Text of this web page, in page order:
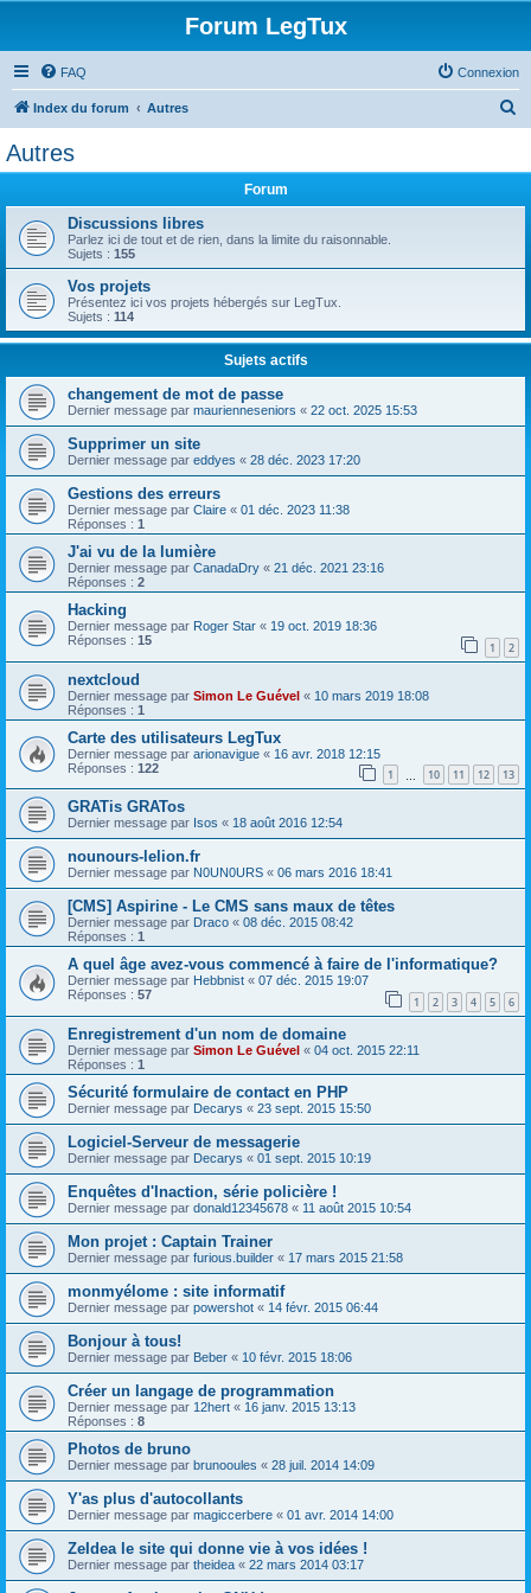
Forum LegTux
FAQ Connexion
Index du forum Autres
e
Autres
Forum
Discussions libres
Parlez ici de tout et de rien, dans la limite du raisonnable.
Sujets : 155
Vos projets
Présentez ici vos projets hébergés sur LegTux.
Sujets : 114
Sujets actifs
changement de mot de passe
Dernier message par maurienneseniors « 22 oct. 2025 15:53
Supprimer un site
Dernier message par eddyes « 28 déc. 2023 17:20
Gestions des erreurs
Dernier message par Claire « 01 déc. 2023 11:38
Réponses : 1
J'ai vu de la lumière
Dernier message par CanadaDry « 21 déc. 2021 23:16
Réponses : 2
Hacking
Dernier message par Roger Star « 19 oct. 2019 18:36
Réponses : 15 1 2
nextcloud
Dernier message par Simon Le Guével « 10 mars 2019 18:08
Réponses : 1
Carte des utilisateurs LegTux
Dernier message par arionavigue « 16 avr. 2018 12:15
Réponses : 122 1 10 11 12 13
GRATis GRATos
Dernier message par Isos « 18 août 2016 12:54
nounours-lelion.fr
Dernier message par N0UN0URS « 06 mars 2016 18:41
[CMS] Aspirine - Le CMS sans maux de têtes
Dernier message par Draco « 08 déc. 2015 08:42
Réponses : 1
A quel âge avez-vous commencé à faire de l'informatique?
Dernier message par Hebbnist « 07 déc. 2015 19:07
Réponses : 57 1 2 3 4 5 6
Enregistrement d'un nom de domaine
Dernier message par Simon Le Guével « 04 oct. 2015 22:11
Réponses : 1
Sécurité formulaire de contact en PHP
Dernier message par Decarys « 23 sept. 2015 15:50
Logiciel-Serveur de messagerie
Dernier message par Decarys « 01 sept. 2015 10:19
Enquêtes d'Inaction, série policière !
Dernier message par donald12345678 « 11 août 2015 10:54
Mon projet : Captain Trainer
Dernier message par furious.builder « 17 mars 2015 21:58
monmyélome : site informatif
Dernier message par powershot « 14 févr. 2015 06:44
Bonjour à tous!
Dernier message par Beber « 10 févr. 2015 18:06
Créer un langage de programmation
Dernier message par 12hert « 16 janv. 2015 13:13
Réponses : 8
Photos de bruno
Dernier message par brunooules « 28 juil. 2014 14:09
Y'as plus d'autocollants
Dernier message par magiccerbere « 01 avr. 2014 14:00
ZeIdea le site qui donne vie à vos idées !
Dernier message par theidea « 22 mars 2014 03:17